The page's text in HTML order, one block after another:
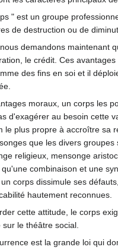
" est un groupe
de destruction ou de
demandons maintenant
le crédit. Ces
des fins en soi et il
moraux, un corps les
d'exagérer au besoin cette
le plus propre à accroître sa
que les divers
religieux, mensonge
combinaison et une
corps dissimule ses
hautement reconnues.
cette attitude, le corps
sur le théâtre social.
est la grande loi qui